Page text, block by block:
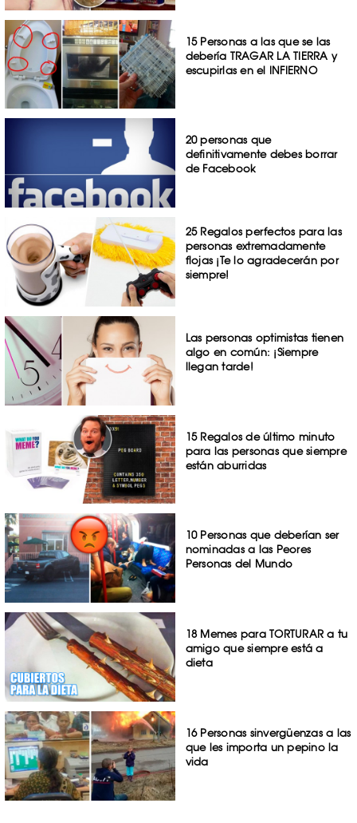
15 Personas a las que se las
debería TRAGAR LA TIERRA y
escupirlas en el INFIERNO
20 personas que
definitivamente debes borrar
de Facebook
25 Regalos perfectos para las
personas extremadamente
flojas ¡Te lo agradecerán por
siempre!
Las personas optimistas tienen
algo en común: ¡Siempre
llegan tarde!
15 Regalos de último minuto
para las personas que siempre
están aburridas
10 Personas que deberían ser
nominadas a las Peores
Personas del Mundo
18 Memes para TORTURAR a tu
amigo que siempre está a
dieta
16 Personas sinvergüenzas a las
que les importa un pepino la
vida